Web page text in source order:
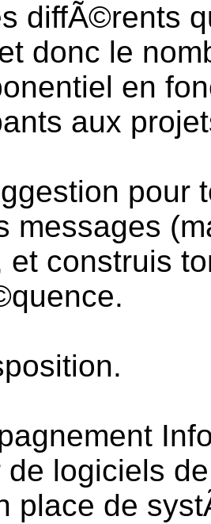
diffÃ©rents
donc le
en
aux
pour
messages
et construis
de logiciels
place de